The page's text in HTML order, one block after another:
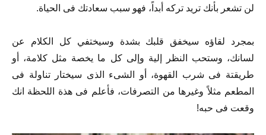
لن تشعر بأنك تريد تركه أبداً، فهو سبب سعادتك فى الحياة.
بمجرد لقاؤه سيخفق قلبك بشدة وسيختفي كل الكلام عن
لسانك، وستحب النظر إلية وإلى كل ما يخصة مثل كلامة، أو
طريقتة فى شرب القهوة، أو الشىء الذى سيختار تناولة فى
المطعم مثلاً وغيرها من التصرفات، فأعلم فى هذة اللحظة انك
وقعت فى حبه!